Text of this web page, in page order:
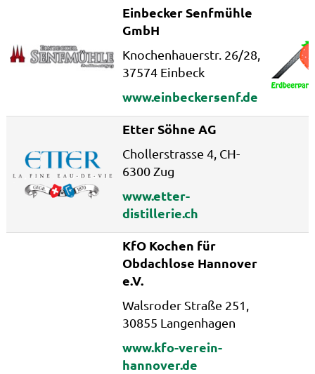
Einbecker Senfmühle
GmbH
Knochenhauerstr. 26/28,
37574 Einbeck
www.einbeckersenf.de
Etter Söhne AG
Chollerstrasse 4, CH-
6300 Zug
www.etter-
distillerie.ch
KfO Kochen für
Obdachlose Hannover
e.V.
Walsroder Straße 251,
30855 Langenhagen
www.kfo-verein-
hannover.de